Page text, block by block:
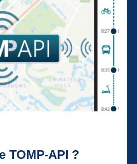
TOMP-API ?